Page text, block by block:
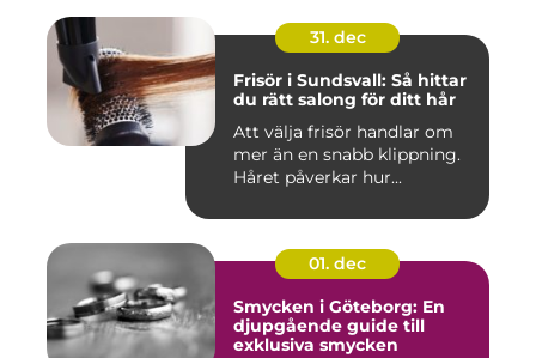
31. dec
Frisör i Sundsvall: Så hittar
du rätt salong för ditt hår
Att välja frisör handlar om
mer än en snabb klippning.
Håret påverkar hur...
01. dec
Smycken i Göteborg: En
djupgående guide till
exklusiva smycken